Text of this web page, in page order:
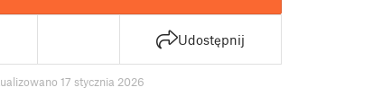
Udostępnij
17 stycznia 2026